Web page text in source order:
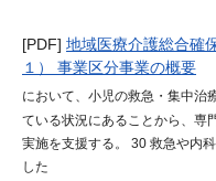
[PDF] 地域医療介護総合確
１） 事業区分事業の概要
において、小児の救急・集中治
ている状況にあることから、専
実施を支援する。 30 救急や内
した